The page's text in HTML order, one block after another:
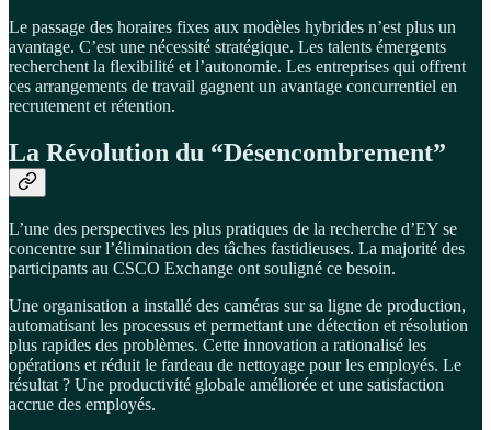
Le passage des horaires fixes aux modèles hybrides n’est plus un
avantage. C’est une nécessité stratégique. Les talents émergents
recherchent la flexibilité et l’autonomie. Les entreprises qui offrent
ces arrangements de travail gagnent un avantage concurrentiel en
recrutement et rétention.
La Révolution du “Désencombrement”
L’une des perspectives les plus pratiques de la recherche d’EY se
concentre sur l’élimination des tâches fastidieuses. La majorité des
participants au CSCO Exchange ont souligné ce besoin.
Une organisation a installé des caméras sur sa ligne de production,
automatisant les processus et permettant une détection et résolution
plus rapides des problèmes. Cette innovation a rationalisé les
opérations et réduit le fardeau de nettoyage pour les employés. Le
résultat ? Une productivité globale améliorée et une satisfaction
accrue des employés.